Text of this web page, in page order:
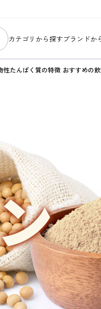
カテゴリから探す
メイク
暮らしの雑貨
すべての商品
ブランドか
コラリッ
たんぱく質の特徴 おすすめの